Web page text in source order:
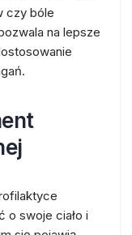
czy bóle
na lepsze
o swoje ciało i